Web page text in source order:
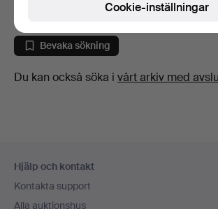
Bevaka sökning
Du kan också söka i vårt arkiv med
Hjälp och kontakt
Kontakta support
Alla auktionshus
Cookie-inställningar